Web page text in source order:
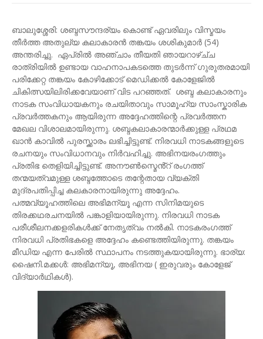
ബാലുശ്ശേരി: ശബ്ദസൗന്ദര്യം കൊണ്ട് ഏവരിലും വിസ്മയം
തീർത്ത അതുല്യ കലാകാരൻ തങ്കയം ശശികുമാർ (54)
അന്തരിച്ചു. ഏപ്രിൽ അഞ്ചാം തീയതി ഞായറാഴ്ച്‌ച
രാത്രിയിൽ ഉണ്ടായ വാഹനാപകടത്തെ തുടർന്ന് ഗുരുതരമായി
പരിക്കേറ്റ തങ്കയം കോഴിക്കോട് മെഡിക്കൽ കോളേജിൽ
ചികിത്സയിലിരിക്കവേയാണ് വിട പറഞ്ഞത്. ശബ്ദ‌ കലാകാരനും
നാടക സംവിധായകനും രചയിതാവും സാമൂഹ്യ സാംസ്കാരിക
പ്രവർത്തകനും ആയിരുന്ന അദ്ദേഹത്തിന്റെ പ്രവർത്തന
മേഖല വിശാലമായിരുന്നു. ശബ്ദകലാകാരന്മാർക്കുള്ള പ്രഥമ
ഖാൻ കാവിൽ പുരസ്ക്കാരം ലഭിച്ചിട്ടുണ്ട്. നിരവധി നാടകങ്ങളുടെ
രചനയും സംവിധാനവും നിർവഹിച്ചു. അഭിനയരംഗത്തും
പ്രതിഭ തെളിയിച്ചിട്ടുണ്ട്. അനൗൺസ്മെൻ്റ് രംഗത്ത്
തന്മയത്വമുള്ള ശബ്ദത്തോടെ തന്റേതായ വ്യക്തി
മുദ്രപതിപ്പിച്ച കലകാരനായിരുന്നു അദ്ദേഹം.
പത്മവ്യൂഹത്തിലെ അഭിമന്യൂ എന്ന സിനിമയുടെ
തിരക്കഥരചനയിൽ പങ്കാളിയായിരുന്നു. നിരവധി നാടക
പരീശീലനക്കളരികൾക്ക് നേതൃത്വം നൽകി. നാടകരംഗത്ത്
നിരവധി പ്രതിഭകളെ അദ്ദേഹം കണ്ടെത്തിയിരുന്നു. തങ്കയം
മീഡിയ എന്ന പേരിൽ സ്ഥാപനം നടത്തുകയായിരുന്നു. ഭാര്യ:
ഷൈനി.മക്കൾ: അഭിമന്യൂ, അഭിനയ ( ഇരുവരും കോളേജ്
വിദ്യാർഥികൾ).